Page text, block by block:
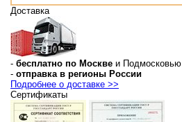
Доставка
- бесплатно по Москве и Подмосковью
- отправка в регионы России
Подробнее о доставке >>
Сертификаты